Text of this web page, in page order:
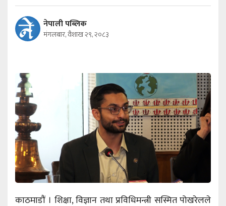
नेपाली पब्लिक
मंगलबार, वैशाख २९, २०८३
काठमाडौं । शिक्षा, विज्ञान तथा प्रविधिमन्त्री सस्मित पोखरेलले